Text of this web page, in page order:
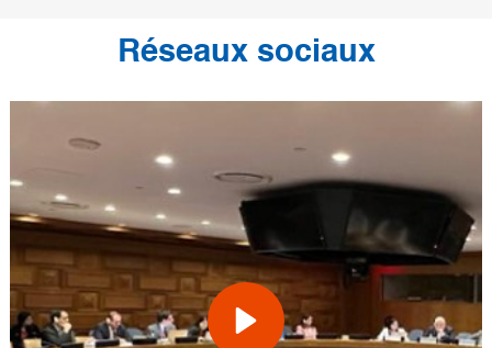
Réseaux sociaux